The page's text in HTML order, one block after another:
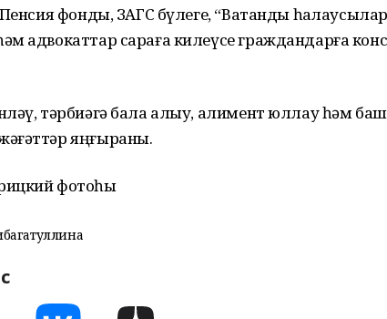
Пенсия фонды, ЗАГС бүлеге, “Ватанды
адвокаттар сараға килеүсе граждандарға
тәрбиәгә бала алыу, алимент юллау һәм
яңғыраны.
фотоһы